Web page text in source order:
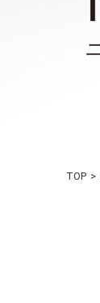
TOP